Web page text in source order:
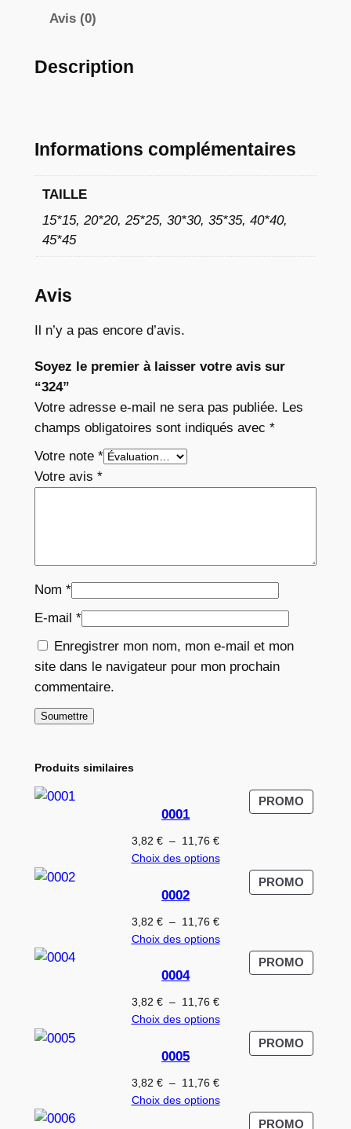
7
Avis (0)
Description
Informations complémentaires
TAILLE
15*15, 20*20, 25*25, 30*30, 35*35, 40*40,
45*45
Avis
Il n’y a pas encore d’avis.
Soyez le premier à laisser votre avis sur
“324”
Votre adresse e-mail ne sera pas publiée. Les
champs obligatoires sont indiqués avec *
Votre note *
Votre avis *
Nom *
E-mail *
Enregistrer mon nom, mon e-mail et mon
site dans le navigateur pour mon prochain
commentaire.
Produits similaires
PROMO
EN
0001
3,82 € – 11,76 €Plage
de
3,82 €
11,76 €
Choix des options
PROMO
EN
0002
3,82 € – 11,76 €Plage
de
3,82 €
11,76 €
Choix des options
PROMO
EN
0004
3,82 € – 11,76 €Plage
de
3,82 €
11,76 €
Choix des options
PROMO
EN
0005
3,82 € – 11,76 €Plage
de
Choix des options
PROMO